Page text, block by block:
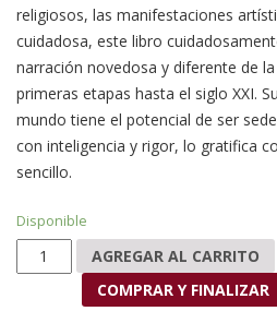
religiosos, las manifestaciones
cuidadosa, este libro
narración novedosa y diferente de
primeras etapas hasta el siglo XXI.
mundo tiene el potencial de ser
con inteligencia y rigor, lo gratifica
sencillo.
Disponible
Una breve historia del mundo en 50
AGREGAR AL CARRITO
COMPRAR Y FINALIZAR